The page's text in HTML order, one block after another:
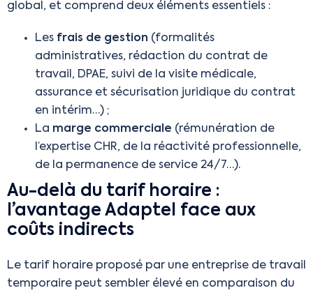
global, et comprend deux éléments essentiels :
Les frais de gestion (formalités
administratives, rédaction du contrat de
travail, DPAE, suivi de la visite médicale,
assurance et sécurisation juridique du contrat
en intérim…) ;
La marge commerciale (rémunération de
l’expertise CHR, de la réactivité professionnelle,
de la permanence de service 24/7…).
Au-delà du tarif horaire :
l’avantage Adaptel face aux
coûts indirects
Le tarif horaire proposé par une entreprise de travail
temporaire peut sembler élevé en comparaison du